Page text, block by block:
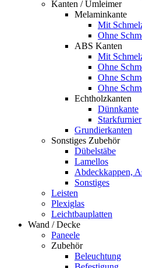
Kanten / Umleimer
Melaminkante
Mit
Ohne
ABS Kanten
Mit
Ohne
Ohne
Ohne
Echtholzkanten
Dünnkante
Starkfurnier
Grundierkanten
Sonstiges Zubehör
Dübelstäbe
Lamellos
Abdeckkappen,
Sonstiges
Leisten
Plexiglas
Leichtbauplatten
Wand / Decke
Paneele
Zubehör
Beleuchtung